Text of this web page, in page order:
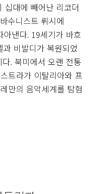
십대에 빼어난 리코더
수니스트 뤼시에
낸다. 19세기가 바흐
비발디가 복원되었
. 북미에서 오랜 전통
트라가 이탈리아와 프
만의 음악세계를 탐험